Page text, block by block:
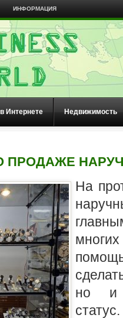
ИНФОРМАЦИЯ
Интернете Недвижимость
ПРОДАЖЕ
На
но и